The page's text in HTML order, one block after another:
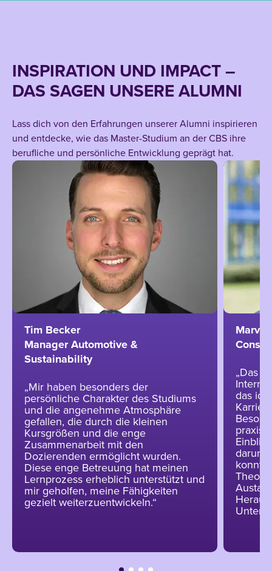
INSPIRATION UND IMPACT –
DAS SAGEN UNSERE ALUMNI
Lass dich von den Erfahrungen unserer Alumni inspirieren
und entdecke, wie das Master-Studium an der CBS ihre
berufliche und persönliche Entwicklung geprägt hat.
Tim Becker
Manager Automotive &
Sustainability
„Mir haben besonders der
persönliche Charakter des Studiums
und die angenehme Atmosphäre
gefallen, die durch die kleinen
Kursgrößen und die enge
Zusammenarbeit mit den
Dozierenden ermöglicht wurden.
Diese enge Betreuung hat meinen
Lernprozess erheblich unterstützt und
mir geholfen, meine Fähigkeiten
gezielt weiterzuentwickeln.“
„Das
das